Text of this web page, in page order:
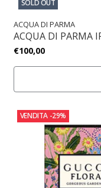
SOLD OUT
ACQUA DI PARMA
ACQUA DI PARMA
€100,00
VENDITA -29%